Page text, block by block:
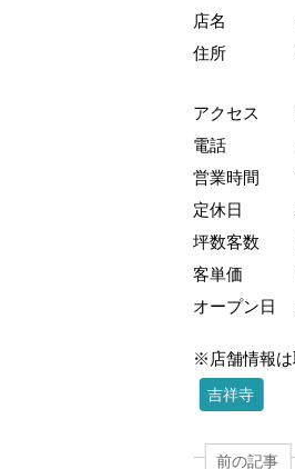
店名
住所
アクセス
電話
営業時間
定休日
坪数客数
客単価
オープン日
※店舗情報は
吉祥寺
前の記事